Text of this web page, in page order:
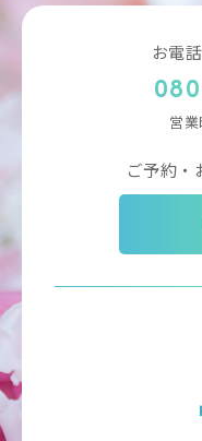
お電
営
ご予約・